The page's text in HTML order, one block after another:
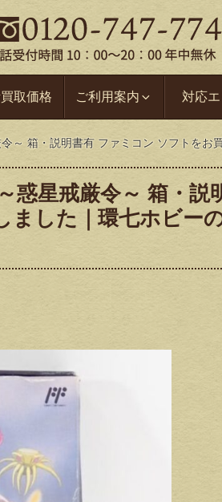
取価格 ご利用案内 対応
～ 箱・説明書有 ファミコン ソフトを
惑星戒厳令～ 箱・説
ました｜環七ホビー